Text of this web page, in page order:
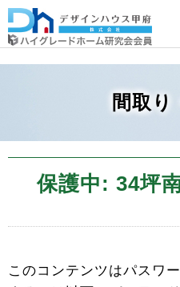
間取り
保護中: 34坪
このコンテンツはパスワ